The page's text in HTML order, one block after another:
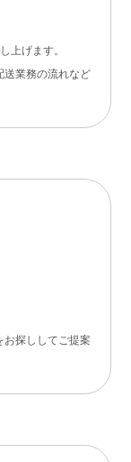
上げます。
送業務の流れなど
お探ししてご提案